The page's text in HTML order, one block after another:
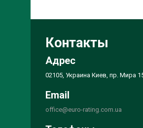
Контакты
Адрес
02105, Украина Киев, пр. Мира
Email
office@euro-rating.com.ua